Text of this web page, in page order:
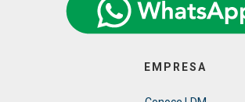
EMPRESA